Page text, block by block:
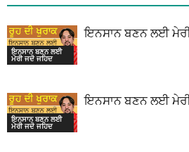
ਇਨਸਾਨ ਬਣਨ ਲਈ
ਮੇਰੀ ਜਦੋ ਜਹਿਦ
ਇਨਸਾਨ ਬਣਨ ਲਈ
ਇਨਸਾਨ ਬਣਨ ਲਈ
ਮੇਰੀ ਜਦੋ ਜਹਿਦ
ਇਨਸਾਨ ਬਣਨ ਲਈ